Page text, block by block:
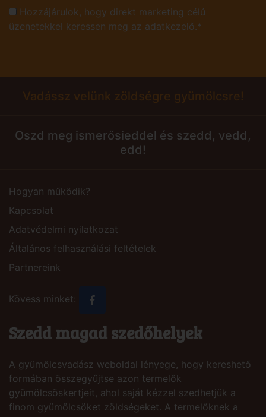
Hozzájárulok, hogy direkt marketing célú
üzenetekkel keressen meg az adatkezelő.*
Vadássz velünk zöldségre gyümölcsre!
Oszd meg ismerősieddel és szedd, vedd,
edd!
Hogyan működik?
Kapcsolat
Adatvédelmi nyilatkozat
Általános felhasználási feltételek
Partnereink
Kövess minket:
Szedd magad szedőhelyek
A gyümölcsvadász weboldal lényege, hogy kereshető
formában összegyűjtse azon termelők
gyümölcsöskertjeit, ahol saját kézzel szedhetjük a
finom gyümölcsöket zöldségeket. A termelőknek a